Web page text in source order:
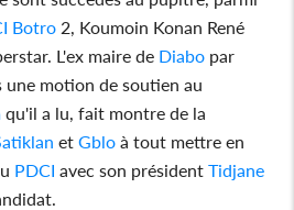
Botro 2, Koumoin Konan René
L'ex maire de Diabo par
une motion de soutien au
qu'il a lu, fait montre de la
et Gblo à tout mettre en
PDCI avec son président Tidjane